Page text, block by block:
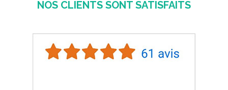
NOS CLIENTS SONT SATISFAITS